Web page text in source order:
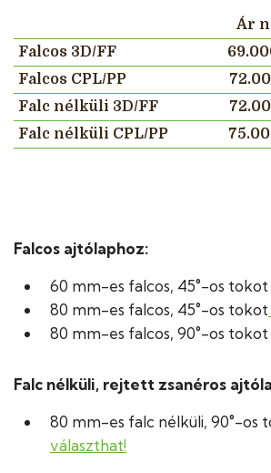
Ár
Falcos 3D/FF
Falcos CPL/PP
Falc nélküli 3D/FF
Falc nélküli CPL/PP
Falcos ajtólaphoz:
60 mm-es falcos, 45°-os tokot
80 mm-es falcos, 45°-os tokot
80 mm-es falcos, 90°-os tokot
Falc nélküli, rejtett zsanéros
80 mm-es falc nélküli, 90°-os
választhat!